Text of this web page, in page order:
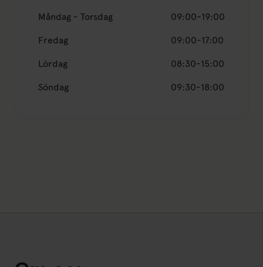
Måndag - Torsdag 09:00-19:00
Fredag 09:00-17:00
Lördag 08:30-15:00
Söndag 09:30-18:00